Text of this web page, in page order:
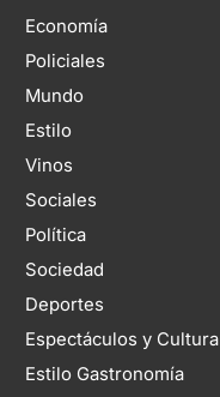
Economía
Policiales
Mundo
Estilo
Vinos
Sociales
Política
Sociedad
Deportes
Espectáculos y Cultura
Estilo Gastronomía